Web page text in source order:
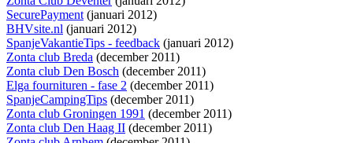
SecurePayment(januari 2012)
BHVsite.nl (januari 2012)
SpanjeVakantieTips - feedback (januari 2012)
Zonta club Breda (december 2011)
Zonta club Den Bosch (december 2011)
Elga fournituren - fase 2 (december 2011)
SpanjeCampingTips (december 2011)
Zonta club Groningen 1991 (december 2011)
Zonta club Den Haag II (december 2011)